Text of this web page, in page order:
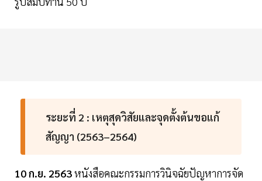
ระยะที่ 2 : เหตุสุดวิสัยและจุดตั้งต้นขอแก้
สัญญา (2563–2564)
10 ก.ย. 2563หนังสือคณะกรรมการวินิจฉัยปัญหาการจัด